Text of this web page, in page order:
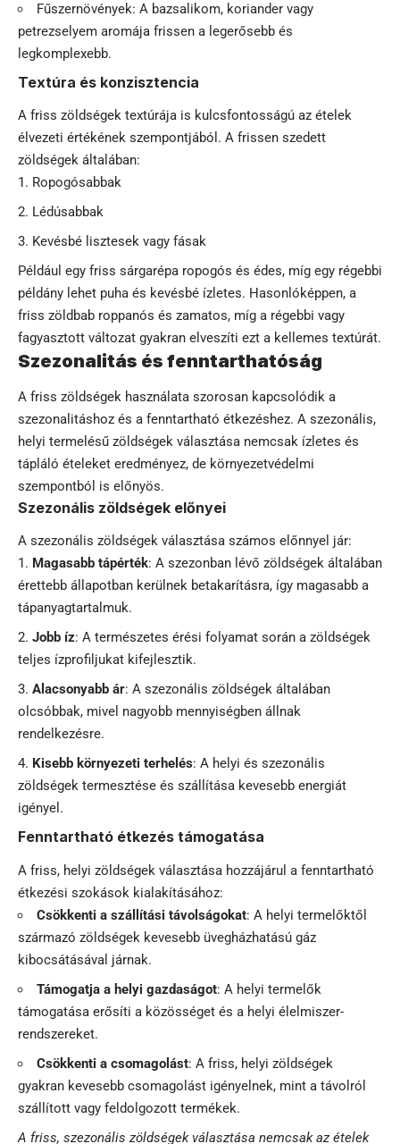
Fűszernövények: A bazsalikom, koriander vagy
petrezselyem aromája frissen a legerősebb és
legkomplexebb.
Textúra és konzisztencia
A friss zöldségek textúrája is kulcsfontosságú az ételek
élvezeti értékének szempontjából. A frissen szedett
zöldségek általában:
Ropogósabbak
Lédúsabbak
Kevésbé lisztesek vagy fásak
Például egy friss sárgarépa ropogós és édes, míg egy régebbi
példány lehet puha és kevésbé ízletes. Hasonlóképpen, a
friss zöldbab roppanós és zamatos, míg a régebbi vagy
fagyasztott változat gyakran elveszíti ezt a kellemes textúrát.
Szezonalitás és fenntarthatóság
A friss zöldségek használata szorosan kapcsolódik a
szezonalitáshoz és a fenntartható étkezéshez. A szezonális,
helyi termelésű zöldségek választása nemcsak ízletes és
tápláló ételeket eredményez, de környezetvédelmi
szempontból is előnyös.
Szezonális zöldségek előnyei
A szezonális zöldségek választása számos előnnyel jár:
Magasabb tápérték: A szezonban lévő zöldségek általában
érettebb állapotban kerülnek betakarításra, így magasabb a
tápanyagtartalmuk.
Jobb íz: A természetes érési folyamat során a zöldségek
teljes ízprofiljukat kifejlesztik.
Alacsonyabb ár: A szezonális zöldségek általában
olcsóbbak, mivel nagyobb mennyiségben állnak
rendelkezésre.
Kisebb környezeti terhelés: A helyi és szezonális
zöldségek termesztése és szállítása kevesebb energiát
igényel.
Fenntartható étkezés támogatása
A friss, helyi zöldségek választása hozzájárul a fenntartható
étkezési szokások kialakításához:
Csökkenti a szállítási távolságokat: A helyi termelőktől
származó zöldségek kevesebb üvegházhatású gáz
kibocsátásával járnak.
Támogatja a helyi gazdaságot: A helyi termelők
támogatása erősíti a közösséget és a helyi élelmiszer-
rendszereket.
Csökkenti a csomagolást: A friss, helyi zöldségek
gyakran kevesebb csomagolást igényelnek, mint a távolról
szállított vagy feldolgozott termékek.
A friss, szezonális zöldségek választása nemcsak az ételek